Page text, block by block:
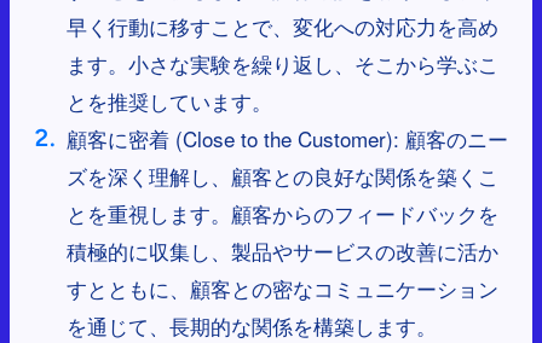
早く行動に移すことで、変化への対応力を高め
ます。小さな実験を繰り返し、そこから学ぶこ
とを推奨しています。
顧客に密着 (Close to the Customer): 顧客のニー
ズを深く理解し、顧客との良好な関係を築くこ
とを重視します。顧客からのフィードバックを
積極的に収集し、製品やサービスの改善に活か
すとともに、顧客との密なコミュニケーション
を通じて、長期的な関係を構築します。